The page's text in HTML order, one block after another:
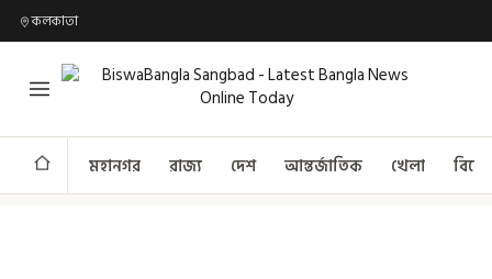
কলকাতা
মহানগর রাজ্য দেশ আন্তর্জাতিক খেলা